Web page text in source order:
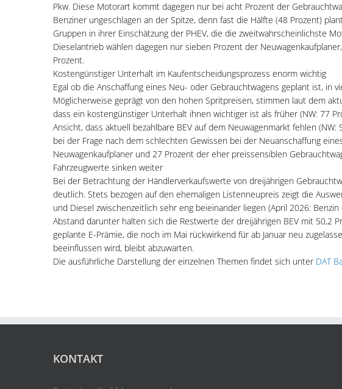
Pkw. Diese Motorart kommt dagegen nur bei acht Prozent der
Benziner ungeschlagen an der Spitze, denn fast die Hälfte (48 Prozent)
Gruppen in ihrer Einschätzung der PHEV, die die zweitwahrscheinlichste
Dieselantrieb wählen dagegen nur sieben Prozent der
Prozent.
Kostengünstiger Unterhalt im Kaufentscheidungsprozess enorm wichtig
Egal ob die Anschaffung eines Neu- oder Gebrauchtwagens geplant ist, in
Möglicherweise geprägt von den hohen Spritpreisen, stimmen laut dem
dass ein kostengünstiger Unterhalt ihnen wichtiger ist als früher (NW: 77
Ansicht, dass aktuell bezahlbare BEV auf dem Neuwagenmarkt fehlen
bei der Frage nach dem schlechten Gewissen bei der Neuanschaffung
Neuwagenkaufplaner und 27 Prozent der eher preissensiblen
Fahrzeugwerte sinken weiter
Bei der Betrachtung der Händlerverkaufswerte von dreijährigen
deutlich. Stets bezogen auf den ehemaligen Listenneupreis zeigt die
und Diesel zwischenzeitlich sehr eng beieinander liegen (April 2026:
Abstand darunter halten sich die Restwerte der dreijährigen BEV mit 50,2
geplante E-Prämie, die noch im Mai rückwirkend für ab Januar neu
beeinflussen wird, bleibt abzuwarten.
Die ausführliche Darstellung der einzelnen Themen findet sich unter DAT
KONTAKT